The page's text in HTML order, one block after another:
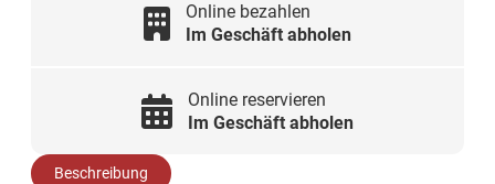
Online bezahlen
Im Geschäft abholen
Online reservieren
Im Geschäft abholen
Beschreibung